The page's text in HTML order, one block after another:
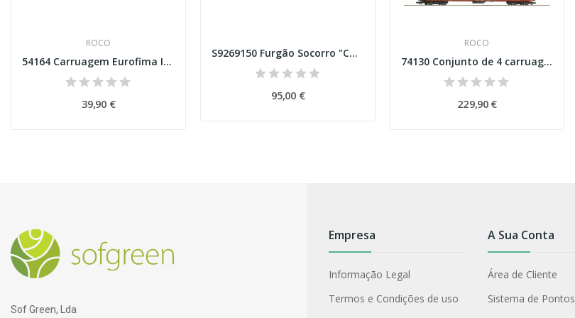
ROCO
54164 Carruagem Eurofima IC ÖBB- 2ª classe...
39,90 €
S9269150 Furgão Socorro "Contumil" Sorefame, CP
95,00 €
ROCO
74130 Conjunto de 4 carruagens “Schlieren”, ÖBB...
229,90 €
Sof Green, Lda
Empresa
Informação Legal
Termos e Condições de uso
A Sua Conta
Área de Cliente
Sistema de Pontos